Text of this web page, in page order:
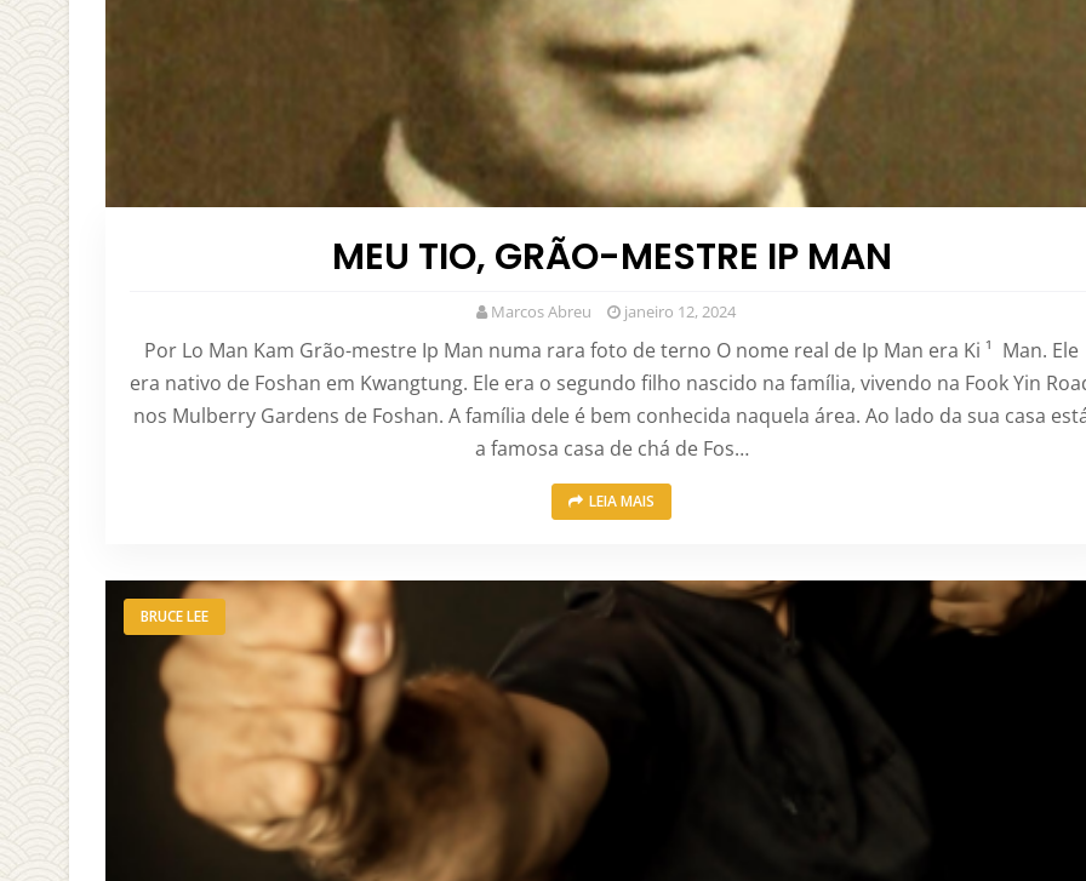
MEU TIO, GRÃO-MESTRE IP MAN
Marcos Abreu janeiro 12, 2024
Por Lo Man Kam Grão-mestre Ip Man numa rara foto de terno O nome real de Ip Man era Ki ¹ Man. Ele
era nativo de Foshan em Kwangtung. Ele era o segundo filho nascido na família, vivendo na Fook Yin
nos Mulberry Gardens de Foshan. A família dele é bem conhecida naquela área. Ao lado da sua casa
a famosa casa de chá de Fos…
LEIA MAIS
BRUCE LEE